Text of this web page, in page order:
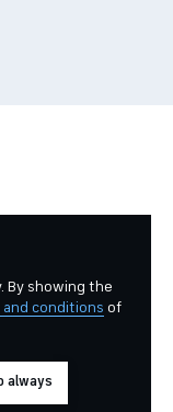
By showing the
conditions of
always